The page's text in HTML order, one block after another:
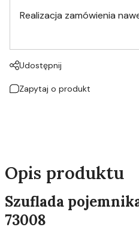
Realizacja zamówienia
Udostępnij
Zapytaj o produkt
Opis produktu
Szuflada
73008